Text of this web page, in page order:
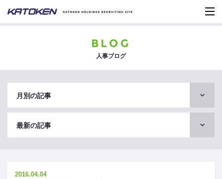
BLOG
人事ブログ
月別の記事
最新の記事
2016.04.04